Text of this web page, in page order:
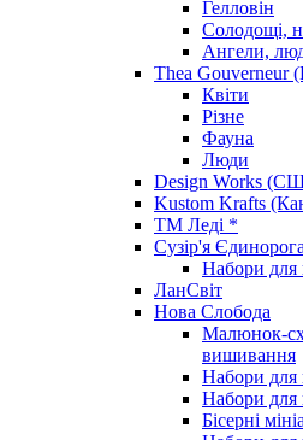
Гелловін
Солодощі,
Ангели,
Thea Gouverneur
Квіти
Різне
Фауна
Люди
Design Works
Kustom Krafts
ТМ Леді *
Сузір'я Єдинорога
Набори
ЛанСвіт
Нова Слобода
Малюнок-
вишивання
Набори
Набори для
Бісерні